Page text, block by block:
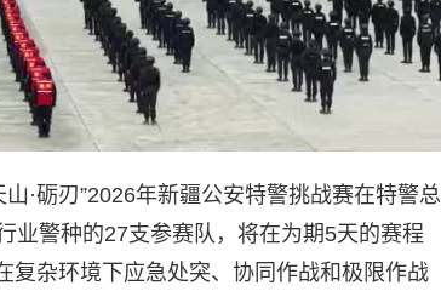
·砺刃”2026年新疆公安特警挑战赛在特警总
业警种的27支参赛队，将在为期5天的赛程
复杂环境下应急处突、协同作战和极限作战